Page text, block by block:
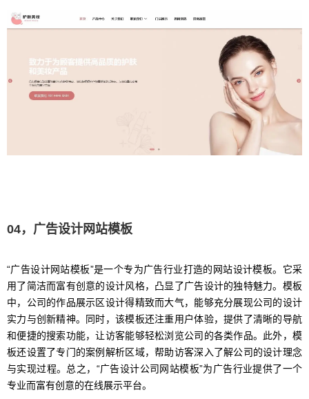
04，广告设计网站模板
“广告设计网站模板”是一个专为广告行业打造的网站设计模板。它采
用了简洁而富有创意的设计风格，凸显了广告设计的独特魅力。模板
中，公司的作品展示区设计得精致而大气，能够充分展现公司的设计
实力与创新精神。同时，该模板还注重用户体验，提供了清晰的导航
和便捷的搜索功能，让访客能够轻松浏览公司的各类作品。此外，模
板还设置了专门的案例解析区域，帮助访客深入了解公司的设计理念
与实现过程。总之，“广告设计公司网站模板”为广告行业提供了一个
专业而富有创意的在线展示平台。